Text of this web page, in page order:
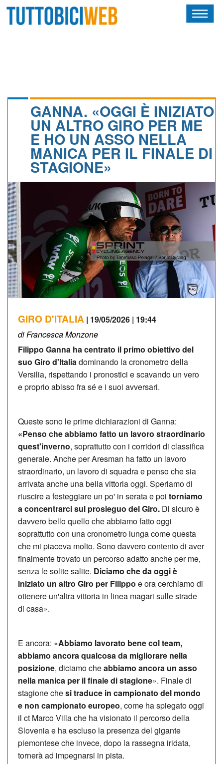
CALENDARIO
ALBI D'ORO
NEWSLETTER
GANNA. «OGGI È INIZIATO
UN ALTRO GIRO PER ME
E HO UN ASSO NELLA
MANICA PER IL FINALE DI
STAGIONE»
GIRO D'ITALIA | 19/05/2026 | 19:44
di Francesca Monzone
Filippo Ganna ha centrato il primo obiettivo del
suo Giro d'Italiadominando la cronometro della
Versilia, rispettando i pronostici e scavando un vero
e proprio abisso fra sé e i suoi avversari.
Queste sono le prime dichiarazioni di Ganna:
«Penso che abbiamo fatto un lavoro straordinario
quest'inverno, soprattutto con i corridori di classifica
generale. Anche per Aresman ha fatto un lavoro
straordinario, un lavoro di squadra e penso che sia
arrivata anche una bella vittoria oggi. Speriamo di
riuscire a festeggiare un po' in serata e poi torniamo
a concentrarci sul prosieguo del Giro. Di sicuro è
davvero bello quello che abbiamo fatto oggi
soprattutto con una cronometro lunga come questa
che mi piaceva molto. Sono davvero contento di aver
finalmente trovato un percorso adatto anche per me,
senza le solite salite. Diciamo che da oggi è
iniziato un altro Giro per Filippo e ora cerchiamo di
ottenere un'altra vittoria in linea magari sulle strade
di casa».
E ancora: «Abbiamo lavorato bene col team,
abbiamo ancora qualcosa da migliorare nella
posizione, diciamo cheabbiamo ancora un asso
nella manica per il finale di stagione». Finale di
stagione chesi traduce in campionato del mondo
e non campionato europeo, come ha spiegato oggi
il ct Marco Villa che ha visionato il percorso della
Slovenia e ha escluso la presenza del gigante
piemontese che invece, dopo la rassegna iridata,
tornerà ad impegnarsi in pista.